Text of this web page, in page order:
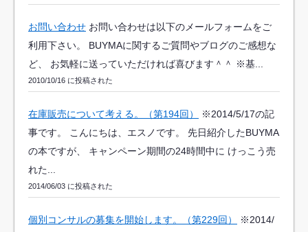
お問い合わせ お問い合わせは以下のメールフォームをご
利用下さい。 BUYMAに関するご質問やブログのご感想な
ど、 お気軽に送っていただければ喜びます＾＾ ※基...
2010/10/16 に投稿された
在庫販売について考える。（第194回）
※2014/5/17の記
事です。 こんにちは、エスノです。 先日紹介したBUYMA
の本ですが、 キャンペーン期間の24時間中に けっこう売
れた...
2014/06/03 に投稿された
個別コンサルの募集を開始します。（第229回）
※2014/